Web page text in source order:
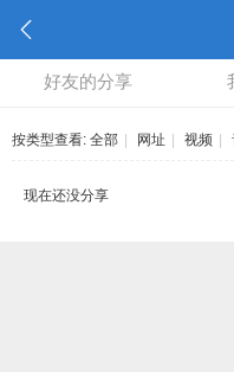
好友的分享
按类型查看: 全部 网址 视频
现在还没分享